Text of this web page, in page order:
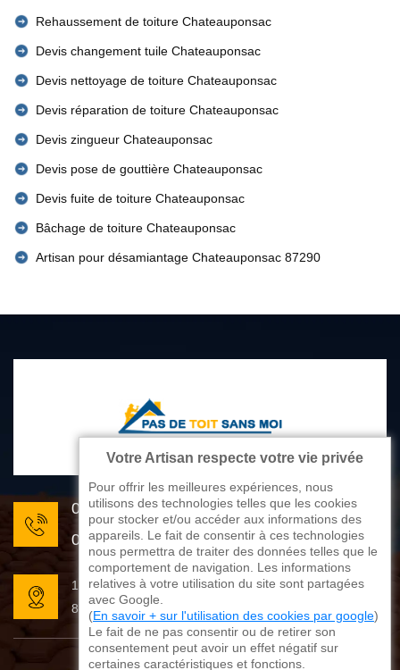
Rehaussement de toiture Chateauponsac
Devis changement tuile Chateauponsac
Devis nettoyage de toiture Chateauponsac
Devis réparation de toiture Chateauponsac
Devis zingueur Chateauponsac
Devis pose de gouttière Chateauponsac
Devis fuite de toiture Chateauponsac
Bâchage de toiture Chateauponsac
Artisan pour désamiantage Chateauponsac 87290
05 33 06 22 81
07 80 33 28 62
176 avenue de Limoges
87270 Couzeix
Votre Artisan respecte votre vie privée
Pour offrir les meilleures expériences, nous
utilisons des technologies telles que les cookies
pour stocker et/ou accéder aux informations des
appareils. Le fait de consentir à ces technologies
nous permettra de traiter des données telles que le
comportement de navigation. Les informations
relatives à votre utilisation du site sont partagées
avec Google.
(En savoir + sur l'utilisation des cookies par google)
Le fait de ne pas consentir ou de retirer son
consentement peut avoir un effet négatif sur
certaines caractéristiques et fonctions.